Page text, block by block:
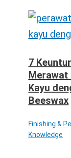
7
Merawat
Kayu
Beeswax
Finishing &
Knowledge